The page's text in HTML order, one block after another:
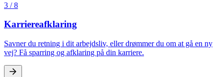
3 /8
Karriereafklaring
Savner du retning i dit arbejdsliv, eller drømmer du om at gå en ny
vej? Få sparring og afklaring på din karriere.